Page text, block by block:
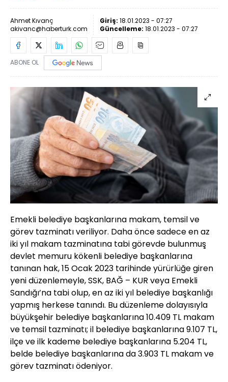
Ahmet Kıvanç
akivanc@haberturk.com
Giriş: 18.01.2023 - 07:27
Güncelleme: 18.01.2023 - 07:27
ABONE OL
Emekli belediye başkanlarına makam, temsil ve
görev tazminatı veriliyor. Daha önce sadece en az
iki yıl makam tazminatına tabi görevde bulunmuş
devlet memuru kökenli belediye başkanlarına
tanınan hak, 15 Ocak 2023 tarihinde yürürlüğe giren
yeni düzenlemeyle, SSK, BAĞ – KUR veya Emekli
Sandığı’na tabi olup, en az iki yıl belediye başkanlığı
yapmış herkese tanındı. Bu düzenleme dolayısıyla
büyükşehir belediye başkanlarına 10.409 TL makam
ve temsil tazminatı; il belediye başkanlarına 9.107 TL,
ilçe ve ilk kademe belediye başkanlarına 5.204 TL,
belde belediye başkanlarına da 3.903 TL makam ve
görev tazminatı ödeniyor.